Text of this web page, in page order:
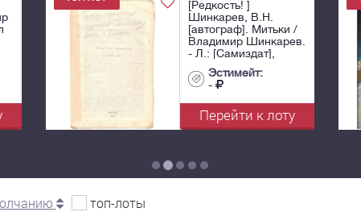
[Редкость! ]
Шинкарев, В.Н.
[автограф]. Митьки /
Владимир Шинкарев.
- Л.: [Самиздат],
1988. - 30 с.; 30х20
см. Эстимейт:
-
Перейти к лоту
топ-лоты